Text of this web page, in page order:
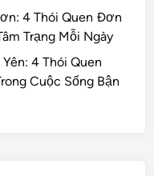
4 Thói Quen Đơn
Trạng Mỗi Ngày
4 Thói Quen
Cuộc Sống Bận